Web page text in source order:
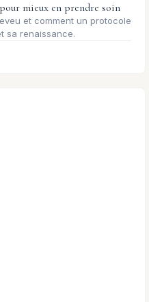
mieux en prendre soin
et comment un protocole
sa renaissance.